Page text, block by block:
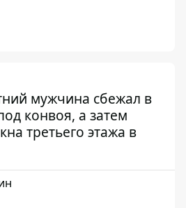
мужчина сбежал в
конвоя, а затем
третьего этажа в